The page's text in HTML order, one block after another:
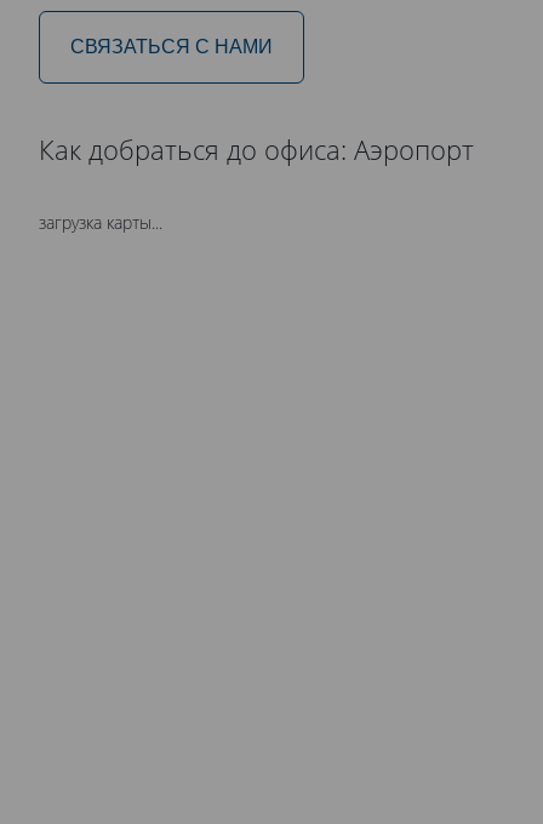
СВЯЗАТЬСЯ С НАМИ
Как добраться до офиса: Аэропорт
загрузка карты...